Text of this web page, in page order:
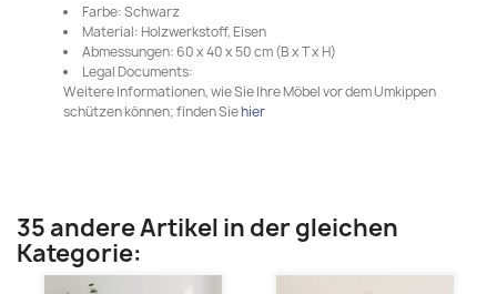
Farbe: Schwarz
Material: Holzwerkstoff, Eisen
Abmessungen: 60 x 40 x 50 cm (B x T x H)
Legal Documents:
Weitere Informationen, wie Sie Ihre Möbel vor dem Umkippen
schützen können; finden Siehier
35 andere Artikel in der gleichen
Kategorie: